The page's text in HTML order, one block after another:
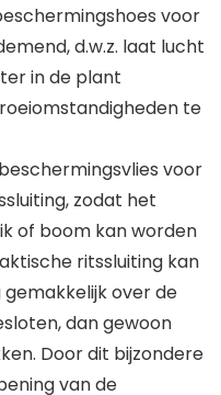
voor
d.w.z. laat lucht
in de plant
te
voor
zodat het
of boom kan worden
ritssluiting kan
over de
dan gewoon
Door dit bijzondere
van de